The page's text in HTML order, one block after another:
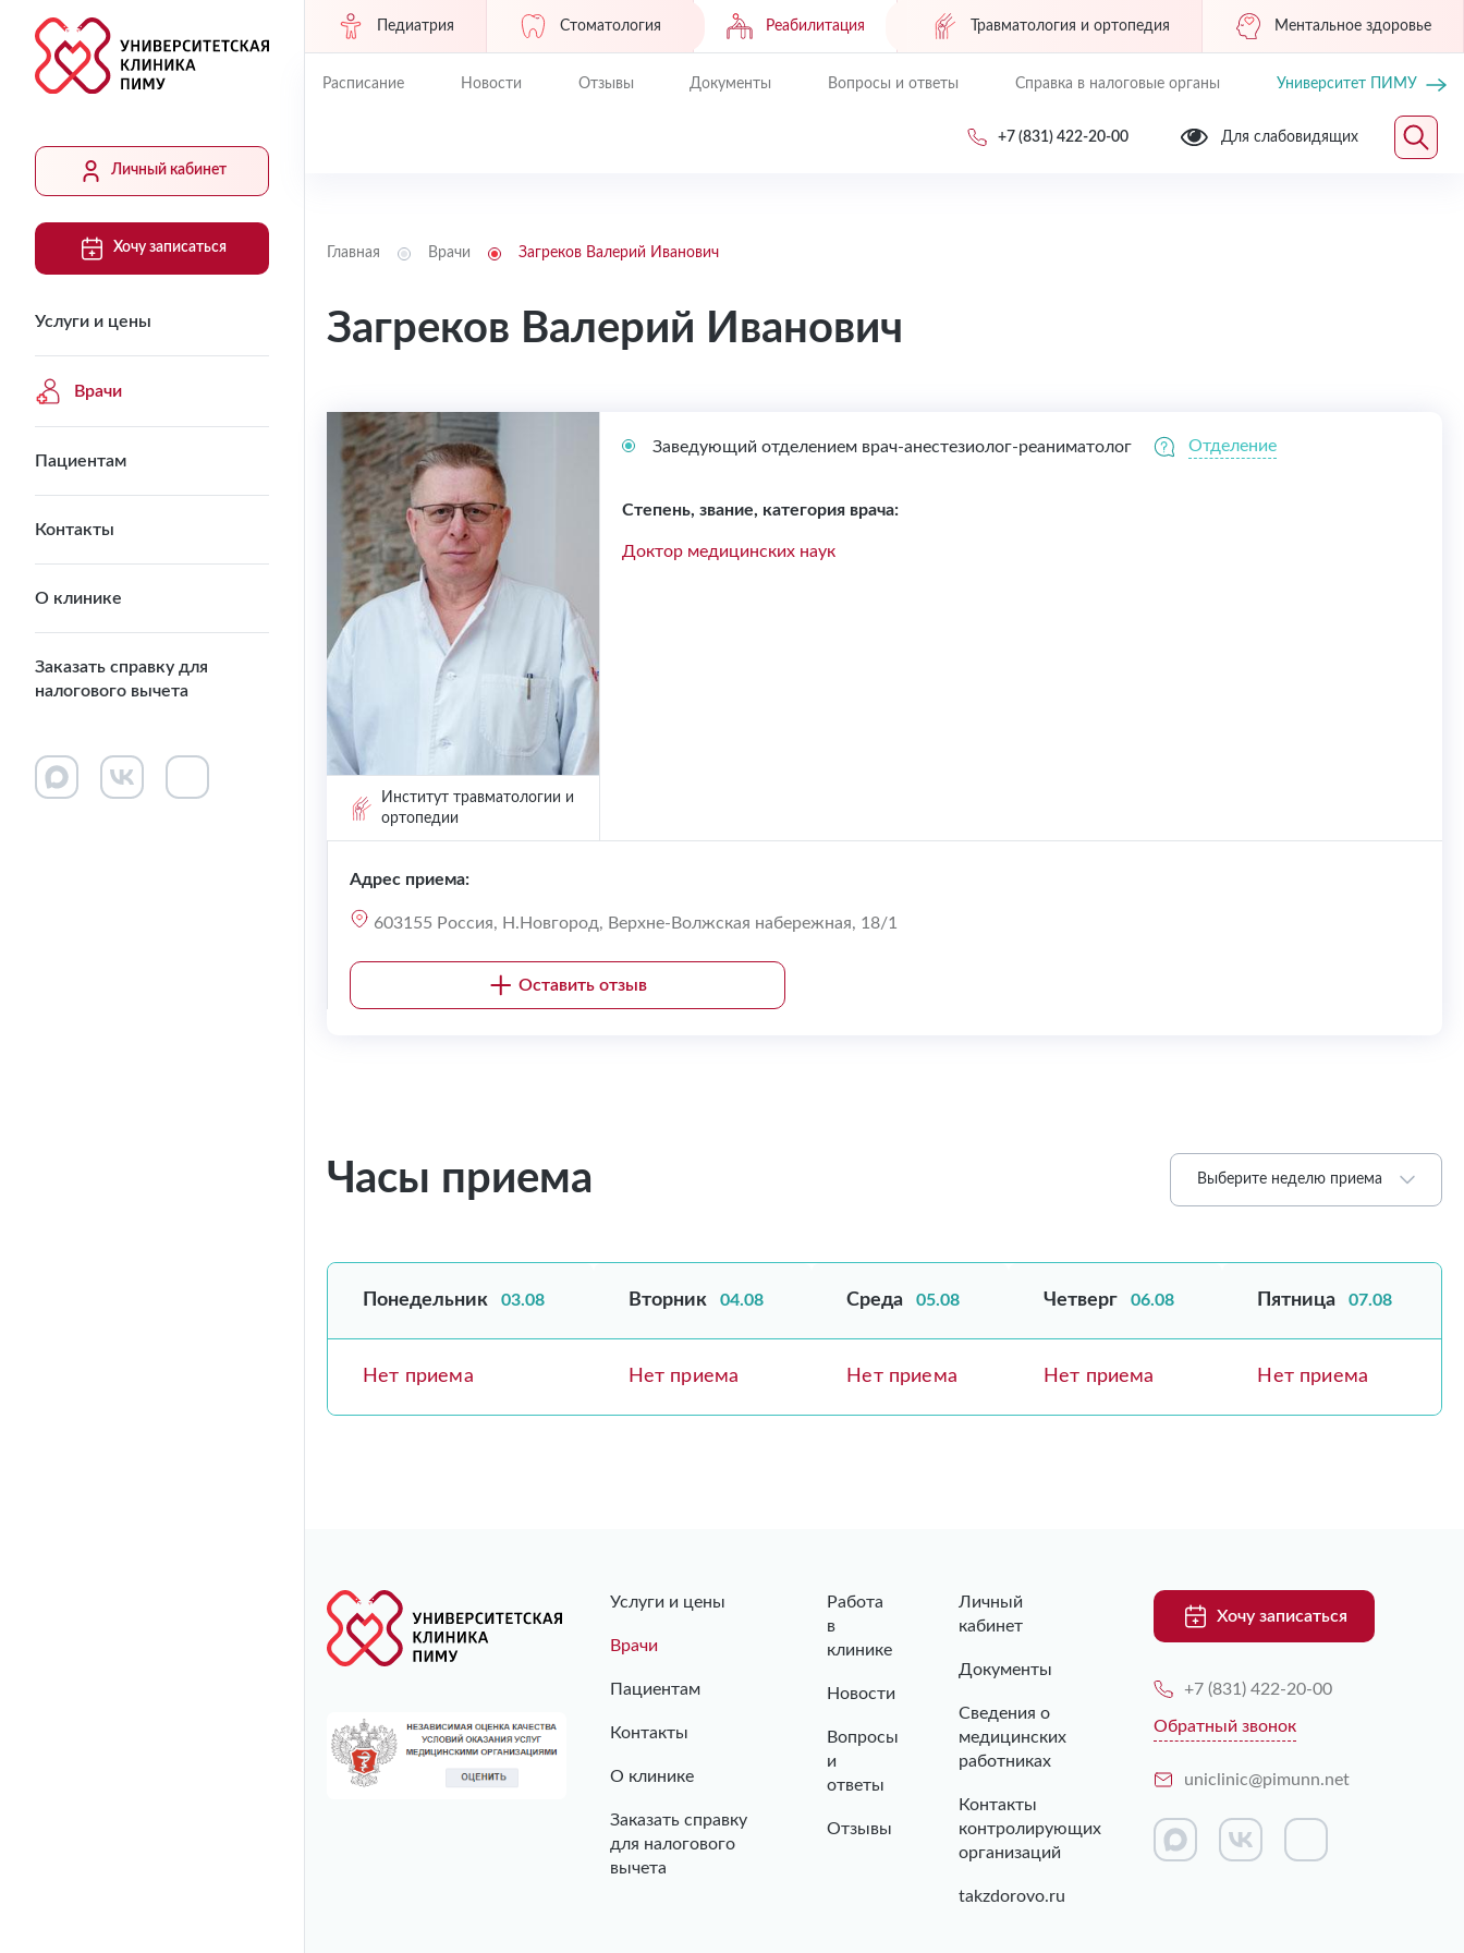
Личный кабинет
Хочу записаться
Услуги и цены
Врачи
Пациентам
Контакты
О клинике
Заказать справку для
налогового вычета
Педиатрия Стоматология Реабилитация Травматология и ортопедия Ментальное здоровье
Расписание Новости Отзывы Документы Вопросы и ответы Справка в налоговые органы Университет ПИМУ
+7 (831) 422-20-00 Для слабовидящих
Главная Врачи Загреков Валерий Иванович
Загреков Валерий Иванович
Институт травматологии и
ортопедии
Заведующий отделением врач-анестезиолог-реаниматолог Отделение
Степень, звание, категория врача:
Доктор медицинских наук
Адрес приема:
603155 Россия, Н.Новгород, Верхне-Волжская набережная, 18/1
Оставить отзыв
Часы приема Выберите неделю приема
Понедельник 03.08
Нет приема
Вторник 04.08
Нет приема
Среда 05.08
Нет приема
Четверг 06.08
Нет приема
Пятница 07.08
Нет приема
Услуги и цены
Врачи
Пациентам
Контакты
О клинике
Заказать справку
для налогового
вычета
Работа
в
клинике
Новости
Вопросы
и
ответы
Отзывы
Личный
кабинет
Документы
Сведения о
медицинских
работниках
Контакты
контролирующих
организаций
takzdorovo.ru
Хочу записаться
+7 (831) 422-20-00
Обратный звонок
uniclinic@pimunn.net